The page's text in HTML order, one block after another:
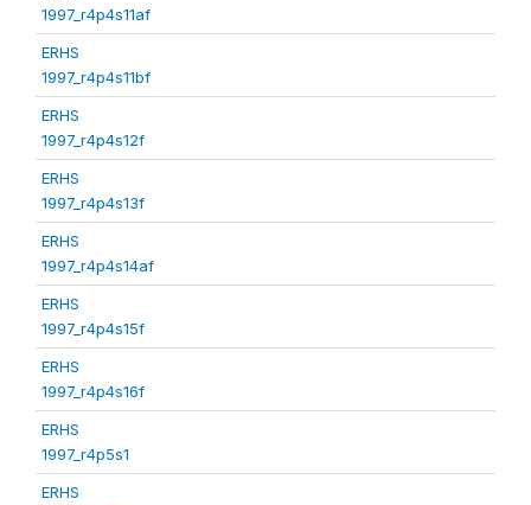
1997_r4p4s11af
ERHS
1997_r4p4s11bf
ERHS
1997_r4p4s12f
ERHS
1997_r4p4s13f
ERHS
1997_r4p4s14af
ERHS
1997_r4p4s15f
ERHS
1997_r4p4s16f
ERHS
1997_r4p5s1
ERHS